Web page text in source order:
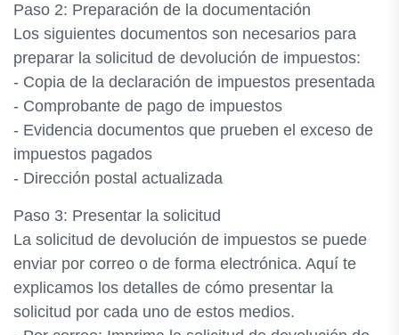
Paso 2: Preparación de la documentación
Los siguientes documentos son necesarios para
preparar la solicitud de devolución de impuestos:
- Copia de la declaración de impuestos presentada
- Comprobante de pago de impuestos
- Evidencia documentos que prueben el exceso de
impuestos pagados
- Dirección postal actualizada
Paso 3: Presentar la solicitud
La solicitud de devolución de impuestos se puede
enviar por correo o de forma electrónica. Aquí te
explicamos los detalles de cómo presentar la
solicitud por cada uno de estos medios.